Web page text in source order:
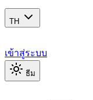
TH
เข้าสู่ระบบ
ธีม